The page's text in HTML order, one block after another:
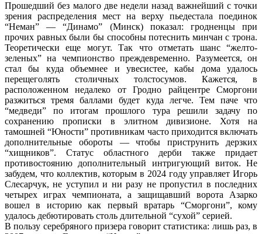
Прошедший без малого две недели назад важнейший с точки
зрения распределения мест на верху пьедестала поединок
“Неман” — “Динамо” (Минск) показал: гродненцы при
прочих равных были бы способны потеснить минчан с трона.
Теоретически еще могут. Так что отметать шанс “желто-
зеленых” на чемпионство преждевременно. Разумеется, он
стал бы куда объемнее и увесистее, кабы дома удалось
перещеголять столичных толстосумов. Кажется, в
расположенном недалеко от Гродно райцентре Сморгони
разжиться тремя баллами будет куда легче. Тем паче что
“медведи” по итогам прошлого тура решили задачу по
сохранению прописки в элитном дивизионе. Хотя на
тамошней “Юности” противникам часто приходится включать
дополнительные обороты — чтобы приструнить дерзких
“хищников”. Статус областного дерби также придает
противостоянию дополнительный интригующий виток. Не
забудем, что коллектив, которым в 2024 году управляет Игорь
Слесарчук, не уступил и ни разу не пропустил в последних
четырех играх чемпионата, а защищавший ворота Азарко
вошел в историю как первый вратарь “Сморгони”, кому
удалось дебютировать столь длительной “сухой” серией.
В пользу серебряного призера говорит статистика: лишь раз, в